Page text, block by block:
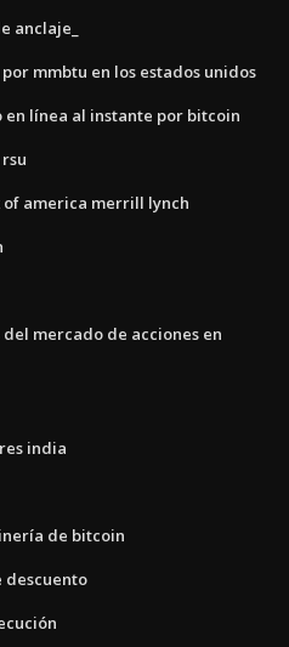
anclaje_
mmbtu en los estados unidos
línea al instante por bitcoin
of america merrill lynch
mercado de acciones en
india
de bitcoin
descuento